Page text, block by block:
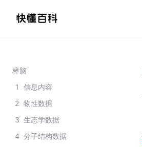
樟脑
1
信息内容
2 物性数据
3 生态学数据
4 分子结构数据